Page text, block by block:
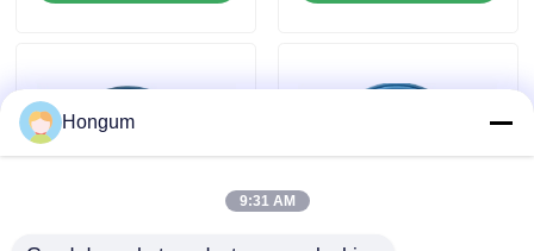
Bitte um ein Angebot
Gummimembrandichtungen
Hongum
9:31 AM